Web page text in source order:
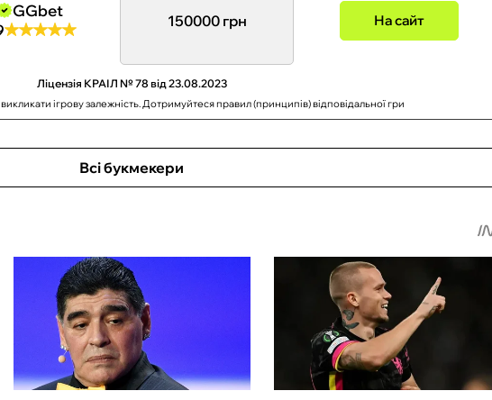
GGbet
150000 грн На сайт
Ліцензія КРАІЛ № 78 від 23.08.2023
ігрову залежність. Дотримуйтеся правил (принципів) відповідальної гри
Всі букмекери